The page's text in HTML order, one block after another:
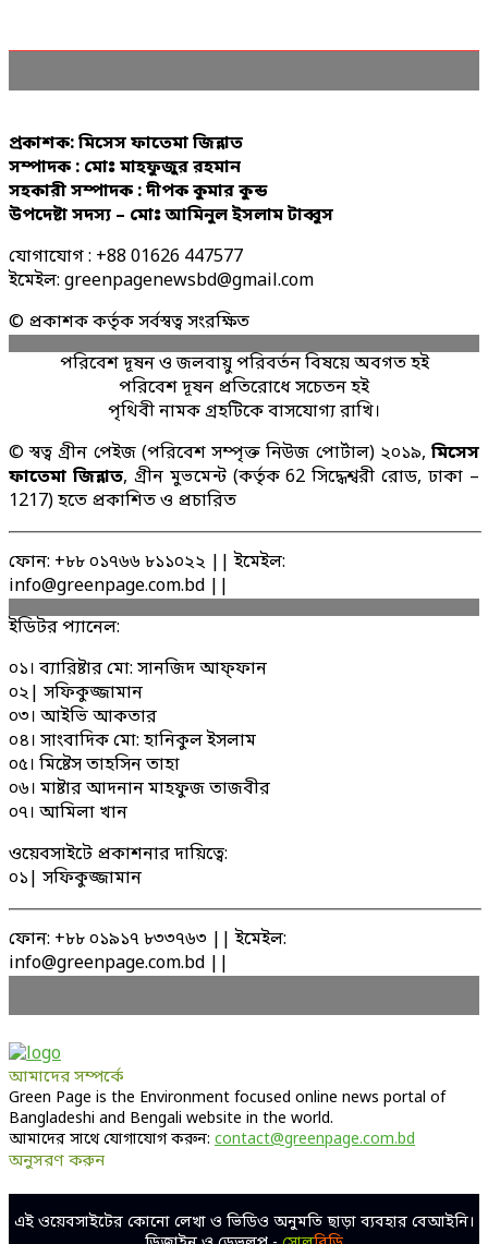
প্রকাশক: মিসেস ফাতেমা জিন্নাত
সম্পাদক : মোঃ মাহফুজুর রহমান
সহকারী সম্পাদক : দীপক কুমার কুন্ড
উপদেষ্টা সদস্য – মোঃ আমিনুল ইসলাম টাব্বুস
যোগাযোগ : +88 01626 447577
ইমেইল: greenpagenewsbd@gmail.com
© প্রকাশক কর্তৃক সর্বস্বত্ব সংরক্ষিত
পরিবেশ দূষন ও জলবায়ু পরিবর্তন বিষয়ে অবগত হই
পরিবেশ দূষন প্রতিরোধে সচেতন হই
পৃথিবী নামক গ্রহটিকে বাসযোগ্য রাখি।
© স্বত্ব গ্রীন পেইজ (পরিবেশ সম্পৃক্ত নিউজ পোর্টাল) ২০১৯, মিসেস
ফাতেমা জিন্নাত, গ্রীন মুভমেন্ট (কর্তৃক 62 সিদ্ধেশ্বরী রোড, ঢাকা –
1217) হতে প্রকাশিত ও প্রচারিত
ফোন: +৮৮ ০১৭৬৬ ৮১১০২২ || ইমেইল:
info@greenpage.com.bd ||
ইডিটর প্যানেল:
০১। ব্যারিষ্টার মো: সানজিদ আফ্ফান
০২| সফিকুজ্জামান
০৩। আইভি আকতার
০৪। সাংবাদিক মো: হানিকুল ইসলাম
০৫। মিষ্টেস তাহসিন তাহা
০৬। মাষ্টার আদনান মাহফুজ তাজবীর
০৭। আমিলা খান
ওয়েবসাইটে প্রকাশনার দায়িত্বে:
০১| সফিকুজ্জামান
ফোন: +৮৮ ০১৯১৭ ৮৩৩৭৬৩ || ইমেইল:
info@greenpage.com.bd ||
আমাদের সম্পর্কে
Green Page is the Environment focused online news portal of
Bangladeshi and Bengali website in the world.
আমাদের সাথে যোগাযোগ করুন: contact@greenpage.com.bd
অনুসরণ করুন
এই ওয়েবসাইটের কোনো লেখা ও ভিডিও অনুমতি ছাড়া ব্যবহার বেআইনি।